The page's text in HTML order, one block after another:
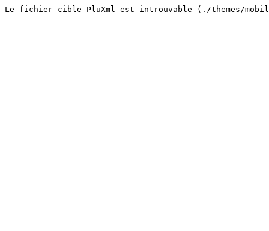
Le fichier cible PluXml est introuvable (./themes/